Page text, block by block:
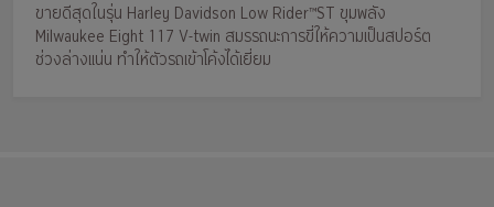
ขายดีสุดในรุ่น Harley Davidson Low Rider™ST ขุมพลัง
Milwaukee Eight 117 V-twin สมรรถนะการขี่ให้ความเป็นสปอร์ต
ช่วงล่างแน่น ทำให้ตัวรถเข้าโค้งได้เยี่ยม